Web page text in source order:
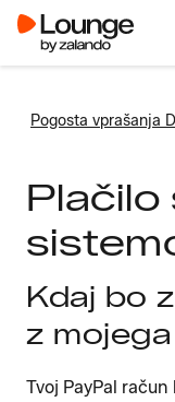
Pogosta vprašanja
Plačilo
Kdaj bo
z
Tvoj PayPal